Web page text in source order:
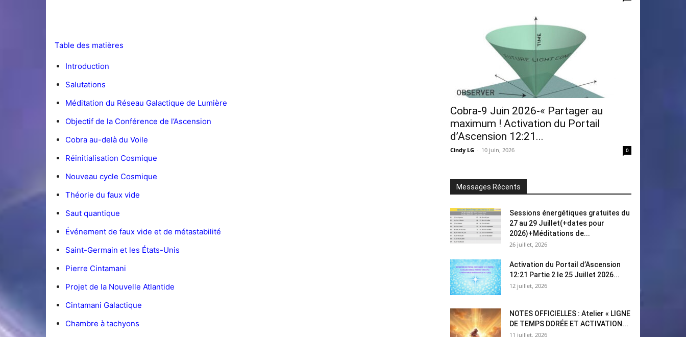
Table des matières
Introduction
Salutations
Méditation du Réseau Galactique de Lumière
Objectif de la Conférence de l’Ascension
Cobra au-delà du Voile
Réinitialisation Cosmique
Nouveau cycle Cosmique
Théorie du faux vide
Saut quantique
Événement de faux vide et de métastabilité
Saint-Germain et les États-Unis
Pierre Cintamani
Projet de la Nouvelle Atlantide
Cintamani Galactique
Chambre à tachyons
Cobra-9 Juin 2026-« Partager au
maximum ! Activation du Portail
d’Ascension 12:21...
Cindy LG - 10 juin, 2026 0
Messages Récents
Sessions énergétiques gratuites du
27 au 29 Juillet(+dates pour
2026)+Méditations de...
26 juillet, 2026
Activation du Portail d’Ascension
12:21 Partie 2 le 25 Juillet 2026...
12 juillet, 2026
NOTES OFFICIELLES : Atelier « LIGNE
DE TEMPS DORÉE ET ACTIVATION...
11 juillet, 2026